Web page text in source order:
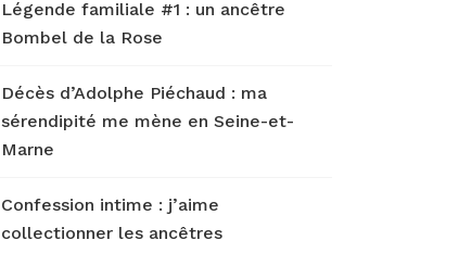
Légende familiale #1 : un ancêtre
Bombel de la Rose
Décès d’Adolphe Piéchaud : ma
sérendipité me mène en Seine-et-
Marne
Confession intime : j’aime
collectionner les ancêtres